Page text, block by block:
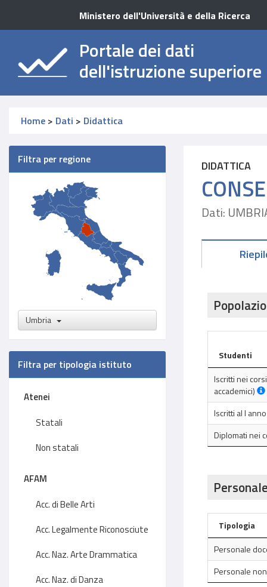
Ministero dell'Università e della Ricerca
Portale dei dati
dell'istruzione superiore
Home > Dati > Didattica
Filtra per regione
Umbria
Filtra per tipologia istituto
Atenei
Statali
Non statali
AFAM
Acc. di Belle Arti
Acc. Legalmente Riconosciute
Acc. Naz. Arte Drammatica
Acc. Naz. di Danza
DIDATTICA
Dati:
Studenti
Iscritti nei
accademici)
Iscritti al I
Diplomati nei
Tipologia
Personale
Personale